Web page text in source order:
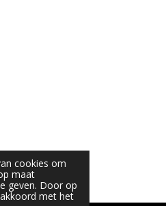
cookies om
maat
geven. Door op
akkoord met het